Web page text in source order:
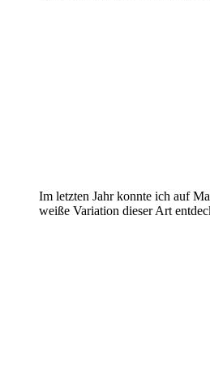
Im letzten Jahr konnte ich auf
weiße Variation dieser Art